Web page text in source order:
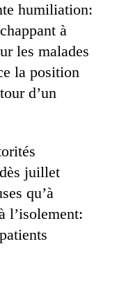
humiliation:
à
les malades
la position
d’un
juillet
qu’à
l’isolement: